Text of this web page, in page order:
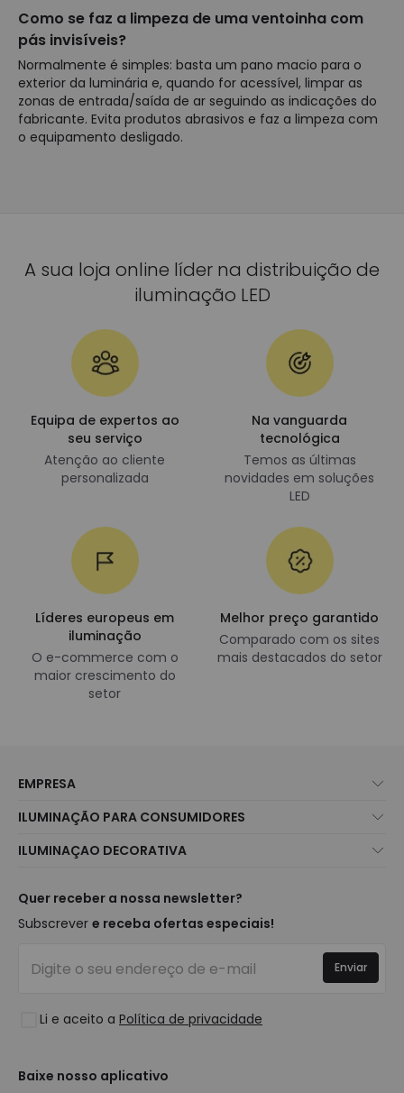
Como se faz a limpeza de uma ventoinha com
pás invisíveis?
Normalmente é simples: basta um pano macio para o
exterior da luminária e, quando for acessível, limpar as
zonas de entrada/saída de ar seguindo as indicações do
fabricante. Evita produtos abrasivos e faz a limpeza com
o equipamento desligado.
A sua loja online líder na distribuição de
iluminação LED
Equipa de expertos ao
seu serviço
Atenção ao cliente
personalizada
Na vanguarda
tecnológica
Temos as últimas
novidades em soluções
LED
Líderes europeus em
iluminação
O e-commerce com o
maior crescimento do
setor
Melhor preço garantido
Comparado com os sites
mais destacados do setor
EMPRESA
Atendimento ao Cliente
Métodos de Envio
É Profissional?
Perguntas Frequentes (FAQ)
ILUMINAÇÃO PARA CONSUMIDORES
Marcas
Iluminação para empresas
ILUMINAÇAO DECORATIVA
Tendências
Marcas de Decoração Premium
Espaços
Coleções
Quer receber a nossa newsletter?
Subscrever e receba ofertas especiais!
Li e aceito a Política de privacidade
Enviar
Baixe nosso aplicativo